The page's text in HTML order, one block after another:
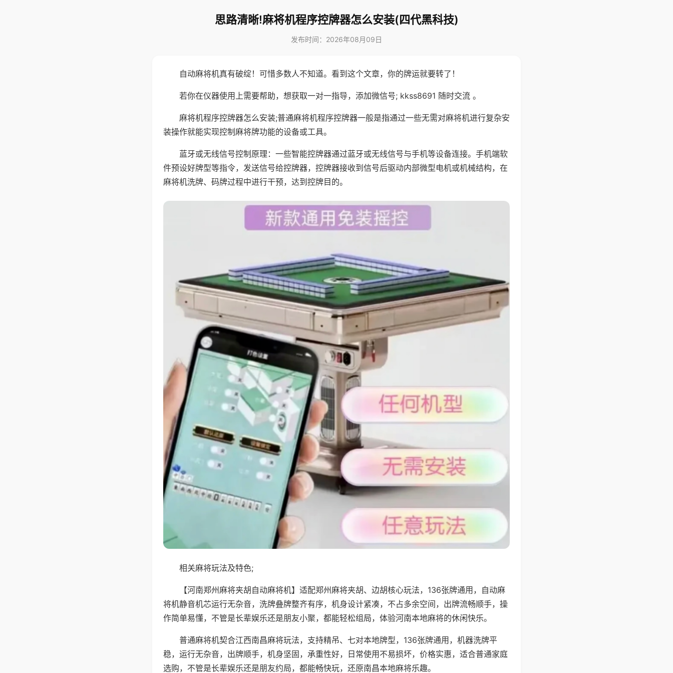
思路清晰!麻将机程序控牌器怎么安装(四代黑科技)
发布时间：2026年08月09日
自动麻将机真有破绽！可惜多数人不知道。看到这个文章，你的牌运就要转了！
若你在仪器使用上需要帮助，想获取一对一指导，添加微信号; kkss8691 随时交流 。
麻将机程序控牌器怎么安装;普通麻将机程序控牌器一般是指通过一些无需对麻将机进行复杂安
装操作就能实现控制麻将牌功能的设备或工具。
蓝牙或无线信号控制原理：一些智能控牌器通过蓝牙或无线信号与手机等设备连接。手机端软
件预设好牌型等指令，发送信号给控牌器，控牌器接收到信号后驱动内部微型电机或机械结构，在
麻将机洗牌、码牌过程中进行干预，达到控牌目的。
相关麻将玩法及特色;
【河南郑州麻将夹胡自动麻将机】适配郑州麻将夹胡、边胡核心玩法，136张牌通用，自动麻
将机静音机芯运行无杂音，洗牌叠牌整齐有序，机身设计紧凑，不占多余空间，出牌流畅顺手，操
作简单易懂，不管是长辈娱乐还是朋友小聚，都能轻松组局，体验河南本地麻将的休闲快乐。
普通麻将机契合江西南昌麻将玩法，支持精吊、七对本地牌型，136张牌通用，机器洗牌平
稳，运行无杂音，出牌顺手，机身坚固，承重性好，日常使用不易损坏，价格实惠，适合普通家庭
选购，不管是长辈娱乐还是朋友约局，都能畅快玩，还原南昌本地麻将乐趣。